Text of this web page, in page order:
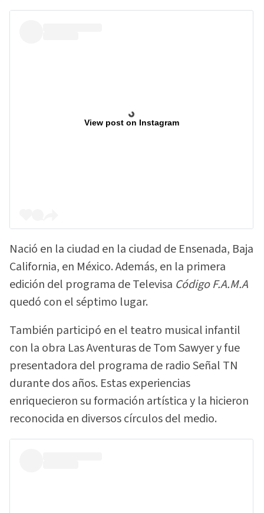
View post on Instagram
Nació en la ciudad en la ciudad de Ensenada, Baja
California, en México. Además, en la primera
edición del programa de Televisa Código F.A.M.A
quedó con el séptimo lugar.
También participó en el teatro musical infantil
con la obra Las Aventuras de Tom Sawyer y fue
presentadora del programa de radio Señal TN
durante dos años. Estas experiencias
enriquecieron su formación artística y la hicieron
reconocida en diversos círculos del medio.